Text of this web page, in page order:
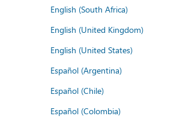
English (South Africa)
English (United Kingdom)
English (United States)
Español (Argentina)
Español (Chile)
Español (Colombia)